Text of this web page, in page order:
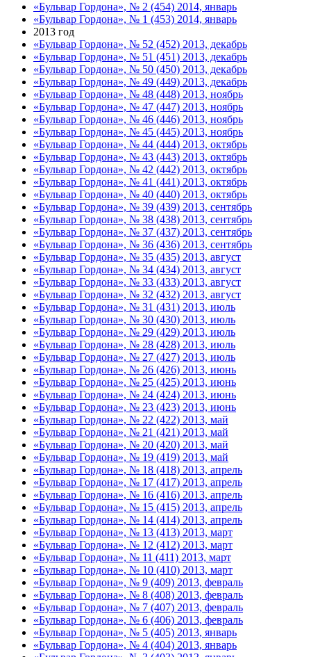
«Бульвар Гордона», № 2 (454) 2014, январь
«Бульвар Гордона», № 1 (453) 2014, январь
2013 год
«Бульвар Гордона», № 52 (452) 2013, декабрь
«Бульвар Гордона», № 51 (451) 2013, декабрь
«Бульвар Гордона», № 50 (450) 2013, декабрь
«Бульвар Гордона», № 49 (449) 2013, декабрь
«Бульвар Гордона», № 48 (448) 2013, ноябрь
«Бульвар Гордона», № 47 (447) 2013, ноябрь
«Бульвар Гордона», № 46 (446) 2013, ноябрь
«Бульвар Гордона», № 45 (445) 2013, ноябрь
«Бульвар Гордона», № 44 (444) 2013, октябрь
«Бульвар Гордона», № 43 (443) 2013, октябрь
«Бульвар Гордона», № 42 (442) 2013, октябрь
«Бульвар Гордона», № 41 (441) 2013, октябрь
«Бульвар Гордона», № 40 (440) 2013, октябрь
«Бульвар Гордона», № 39 (439) 2013, сентябрь
«Бульвар Гордона», № 38 (438) 2013, сентябрь
«Бульвар Гордона», № 37 (437) 2013, сентябрь
«Бульвар Гордона», № 36 (436) 2013, сентябрь
«Бульвар Гордона», № 35 (435) 2013, август
«Бульвар Гордона», № 34 (434) 2013, август
«Бульвар Гордона», № 33 (433) 2013, август
«Бульвар Гордона», № 32 (432) 2013, август
«Бульвар Гордона», № 31 (431) 2013, июль
«Бульвар Гордона», № 30 (430) 2013, июль
«Бульвар Гордона», № 29 (429) 2013, июль
«Бульвар Гордона», № 28 (428) 2013, июль
«Бульвар Гордона», № 27 (427) 2013, июль
«Бульвар Гордона», № 26 (426) 2013, июнь
«Бульвар Гордона», № 25 (425) 2013, июнь
«Бульвар Гордона», № 24 (424) 2013, июнь
«Бульвар Гордона», № 23 (423) 2013, июнь
«Бульвар Гордона», № 22 (422) 2013, май
«Бульвар Гордона», № 21 (421) 2013, май
«Бульвар Гордона», № 20 (420) 2013, май
«Бульвар Гордона», № 19 (419) 2013, май
«Бульвар Гордона», № 18 (418) 2013, апрель
«Бульвар Гордона», № 17 (417) 2013, апрель
«Бульвар Гордона», № 16 (416) 2013, апрель
«Бульвар Гордона», № 15 (415) 2013, апрель
«Бульвар Гордона», № 14 (414) 2013, апрель
«Бульвар Гордона», № 13 (413) 2013, март
«Бульвар Гордона», № 12 (412) 2013, март
«Бульвар Гордона», № 11 (411) 2013, март
«Бульвар Гордона», № 10 (410) 2013, март
«Бульвар Гордона», № 9 (409) 2013, февраль
«Бульвар Гордона», № 8 (408) 2013, февраль
«Бульвар Гордона», № 7 (407) 2013, февраль
«Бульвар Гордона», № 6 (406) 2013, февраль
«Бульвар Гордона», № 5 (405) 2013, январь
«Бульвар Гордона», № 4 (404) 2013, январь